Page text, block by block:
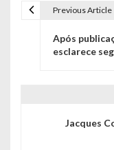
Previous Article
Após
esclarece
Jacques